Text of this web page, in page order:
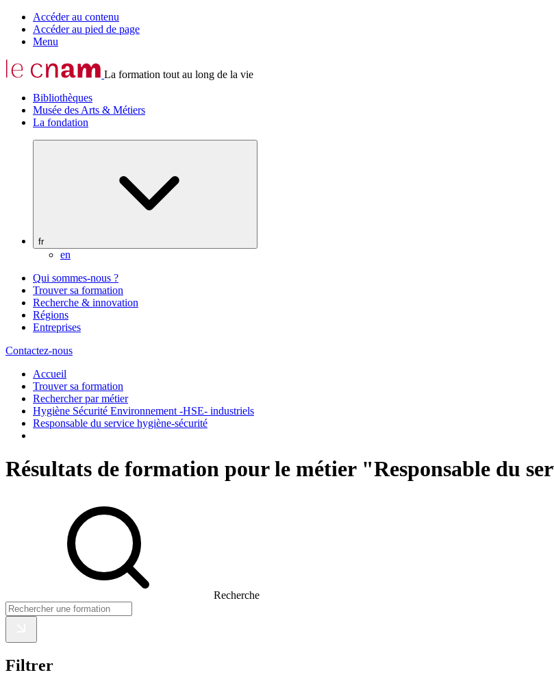
Accéder au contenu
Accéder au pied de page
Menu
La formation tout au long de la vie
Bibliothèques
Musée des Arts & Métiers
La fondation
fr
en
Qui sommes-nous ?
Trouver sa formation
Recherche & innovation
Régions
Entreprises
Contactez-nous
Accueil
Trouver sa formation
Rechercher par métier
Hygiène Sécurité Environnement -HSE- industriels
Responsable du service hygiène-sécurité
Résultats de formation pour le métier "Responsable du
Recherche
Filtrer